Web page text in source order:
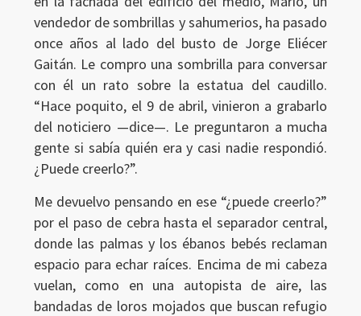
vendedor de sombrillas y sahumerios, ha pasado
once años al lado del busto de Jorge Eliécer
Gaitán. Le compro una sombrilla para conversar
con él un rato sobre la estatua del caudillo.
“Hace poquito, el 9 de abril, vinieron a grabarlo
del noticiero —dice—. Le preguntaron a mucha
gente si sabía quién era y casi nadie respondió.
¿Puede creerlo?”.
Me devuelvo pensando en ese “¿puede creerlo?”
por el paso de cebra hasta el separador central,
donde las palmas y los ébanos bebés reclaman
espacio para echar raíces. Encima de mi cabeza
vuelan, como en una autopista de aire, las
bandadas de loros mojados que buscan refugio